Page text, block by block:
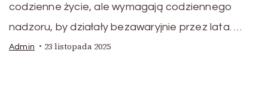
codzienne życie, ale wymagają codziennego
nadzoru, by działały bezawaryjnie przez lata. …
Admin 23 listopada 2025